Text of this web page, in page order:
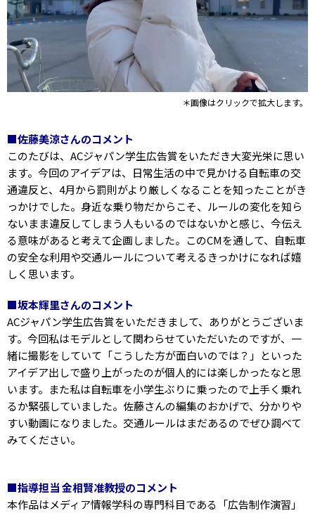
＊画像はクリックで拡大します。
■佐藤美涼さんのコメント
このたびは、ACジャパン学生広告賞をいただき大変光栄に思い
ます。今回のアイデアは、日常生活の中で見かける自転車の交
通違反と、4月から罰則がより厳しくなることを知ったことがき
っかけでした。身近な乗り物だからこそ、ルールの変化を知ら
ないまま違反してしまう人もいるのではないかと感じ、今伝え
る意味があると考えて企画しました。このCMを通して、自転車
の安全な利用や交通ルールについて考えるきっかけになれば嬉
しく思います。
■坂本輝里さんのコメント
ACジャパン学生広告賞をいただきまして、ありがとうございま
す。今回私はモデルとして関わらせていただいたのですが、一
緒に撮影をしていて「こうした方が面白いのでは？」といった
アイデア出しで盛り上がったのが個人的には楽しかったなと思
います。また私は自転車を小学生ぶりに乗ったので上手く乗れ
るか緊張していました。佐藤さんの編集のおかげで、分かりや
すい動画になりました。交通ルールはまだあるのでぜひ調べて
みてください。
■指導担当 金相賢准教授のコメント
本作品はメディア情報学科の専門科目である「広告制作演習」